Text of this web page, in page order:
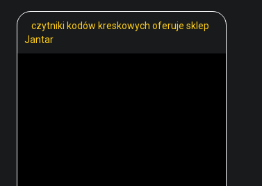
czytniki kodów kreskowych oferuje sklep
Jantar